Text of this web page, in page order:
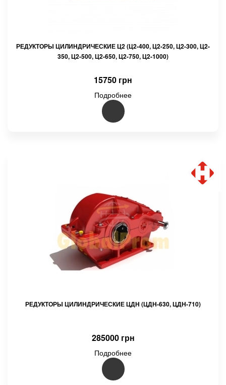
РЕДУКТОРЫ ЦИЛИНДРИЧЕСКИЕ Ц2 (Ц2-400, Ц2-250, Ц2-300, Ц2-
350, Ц2-500, Ц2-650, Ц2-750, Ц2-1000)
15750 грн
Подробнее
РЕДУКТОРЫ ЦИЛИНДРИЧЕСКИЕ ЦДН (ЦДН-630, ЦДН-710)
285000 грн
Подробнее